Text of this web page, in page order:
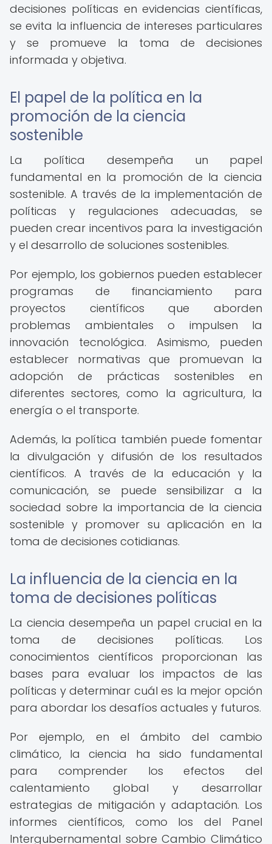
decisiones políticas en evidencias científicas,
se evita la influencia de intereses particulares
y se promueve la toma de decisiones
informada y objetiva.
El papel de la política en la
promoción de la ciencia
sostenible
La política desempeña un papel
fundamental en la promoción de la ciencia
sostenible. A través de la implementación de
políticas y regulaciones adecuadas, se
pueden crear incentivos para la investigación
y el desarrollo de soluciones sostenibles.
Por ejemplo, los gobiernos pueden establecer
programas de financiamiento para
proyectos científicos que aborden
problemas ambientales o impulsen la
innovación tecnológica. Asimismo, pueden
establecer normativas que promuevan la
adopción de prácticas sostenibles en
diferentes sectores, como la agricultura, la
energía o el transporte.
Además, la política también puede fomentar
la divulgación y difusión de los resultados
científicos. A través de la educación y la
comunicación, se puede sensibilizar a la
sociedad sobre la importancia de la ciencia
sostenible y promover su aplicación en la
toma de decisiones cotidianas.
La influencia de la ciencia en la
toma de decisiones políticas
La ciencia desempeña un papel crucial en la
toma de decisiones políticas. Los
conocimientos científicos proporcionan las
bases para evaluar los impactos de las
políticas y determinar cuál es la mejor opción
para abordar los desafíos actuales y futuros.
Por ejemplo, en el ámbito del cambio
climático, la ciencia ha sido fundamental
para comprender los efectos del
calentamiento global y desarrollar
estrategias de mitigación y adaptación. Los
informes científicos, como los del Panel
Intergubernamental sobre Cambio Climático